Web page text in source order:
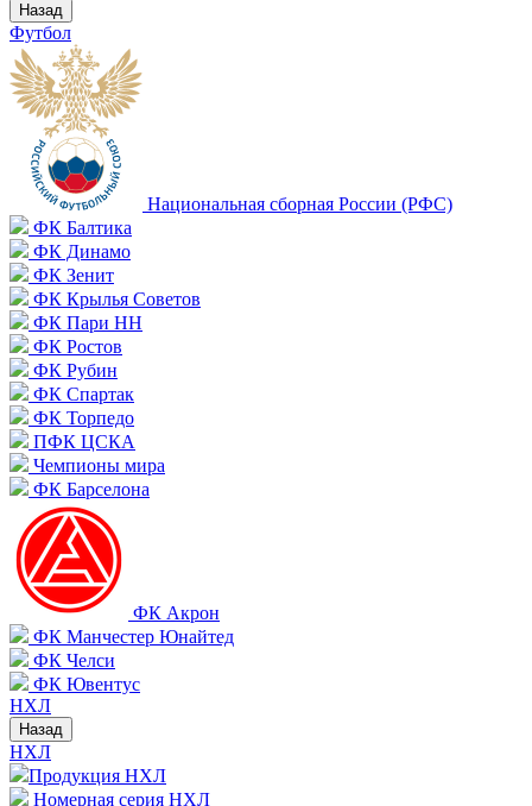
Назад
Футбол
Национальная сборная России (РФС)
ФК Балтика
ФК Динамо
ФК Зенит
ФК Крылья Советов
ФК Пари НН
ФК Ростов
ФК Рубин
ФК Спартак
ФК Торпедо
ПФК ЦСКА
Чемпионы мира
ФК Барселона
ФК Акрон
ФК Манчестер Юнайтед
ФК Челси
ФК Ювентус
НХЛ
Назад
НХЛ
Продукция НХЛ
Номерная серия НХЛ